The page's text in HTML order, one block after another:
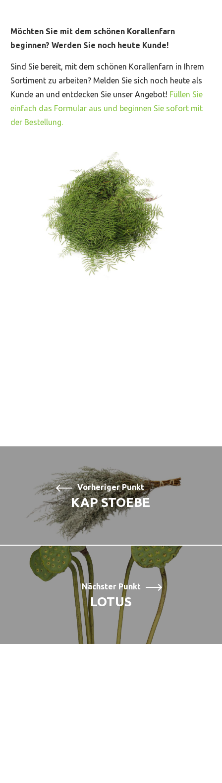
Möchten Sie mit dem schönen Korallenfarn
beginnen? Werden Sie noch heute Kunde!
Sind Sie bereit, mit dem schönen Korallenfarn in Ihrem
Sortiment zu arbeiten? Melden Sie sich noch heute als
Kunde an und entdecken Sie unser Angebot! Füllen Sie
einfach das Formular aus und beginnen Sie sofort mit
der Bestellung.
Vorheriger Punkt
KAP STOEBE
Nächster Punkt
LOTUS